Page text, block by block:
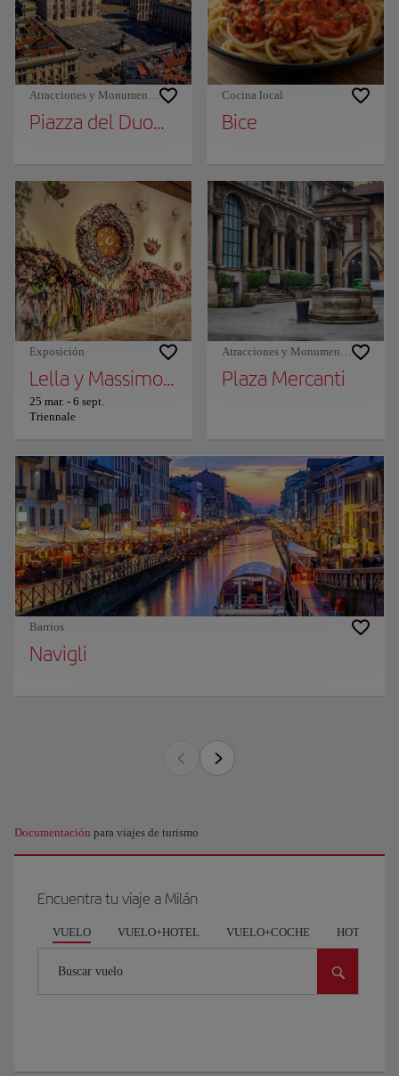
Atracciones y Monumentos
Piazza del Duomo
Cocina local
Bice
Exposición
Lella y Massimo Vignelli. Un lenguaje de
25 mar. - 6 sept.
Triennale
Atracciones y Monumentos
Plaza Mercanti
Barrios
Navigli
Documentación para viajes de turismo
Encuentra tu viaje a Milán
VUELO VUELO+HOTEL VUELO+COCHE HOTEL
Buscar vuelo